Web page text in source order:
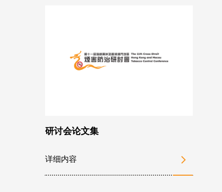
研讨会论文集
详细内容